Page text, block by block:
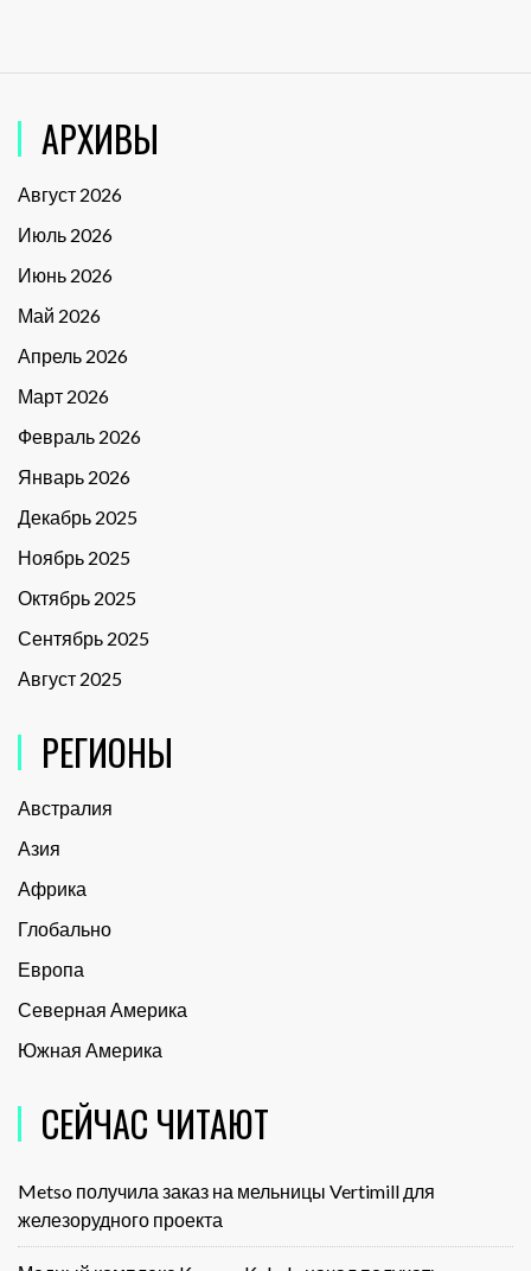
АРХИВЫ
Август 2026
Июль 2026
Июнь 2026
Май 2026
Апрель 2026
Март 2026
Февраль 2026
Январь 2026
Декабрь 2025
Ноябрь 2025
Октябрь 2025
Сентябрь 2025
Август 2025
РЕГИОНЫ
Австралия
Азия
Африка
Глобально
Европа
Северная Америка
Южная Америка
СЕЙЧАС ЧИТАЮТ
Metso получила заказ на мельницы Vertimill для
железорудного проекта